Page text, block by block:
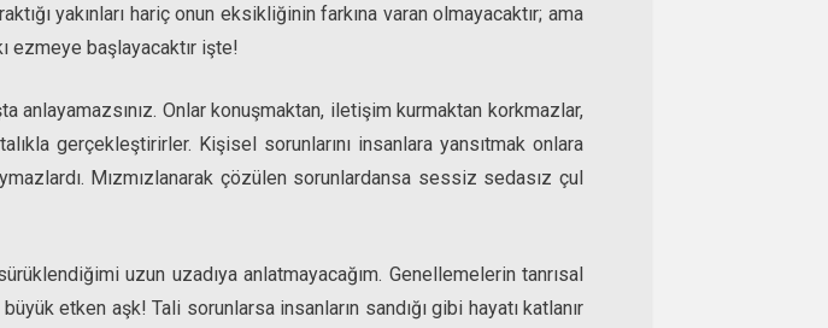
yakınları hariç onun eksikliğinin farkına varan olmayacaktır; ama
ezmeye başlayacaktır işte!
anlayamazsınız. Onlar konuşmaktan, iletişim kurmaktan korkmazlar,
gerçekleştirirler. Kişisel sorunlarını insanlara yansıtmak onlara
Mızmızlanarak çözülen sorunlardansa sessiz sedasız çul
uzun uzadıya anlatmayacağım. Genellemelerin tanrısal
etken aşk! Tali sorunlarsa insanların sandığı gibi hayatı katlanır